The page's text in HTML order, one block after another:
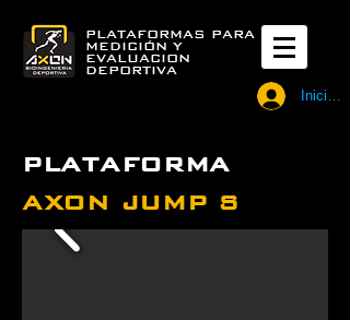
PLATAFORMAS PARA
MEDICIÓN Y
EVALUACION
DEPORTIVA
Iniciar
PLATAFORMA
AXON JUMP S